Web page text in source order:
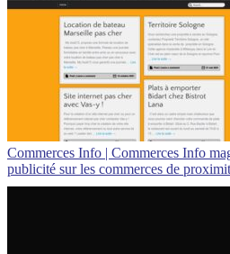
Commerces Info | Commerces Info
publicité sur les commerces de